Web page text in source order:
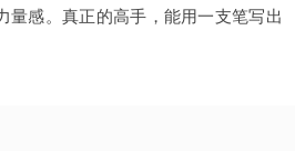
量感。真正的高手，能用一支笔写出